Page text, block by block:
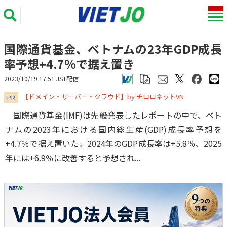
国際通貨基金、ベトナムの23年GDP成長
率予想+4.7％で据え置き
2023/10/19 17:51 JST配信
PR ​​​​​​​【ドメイン・サーバー・クラウド】by チロロネットVN
国際通貨基金(IMF)は先般発表したレポートの中で、ベト
ナムの2023年における国内総生産(GDP)成長率予想を
+4.7％で据え置いた。2024年のGDP成長率は+5.8％、2025
年には+6.9％に改善すると予想され...